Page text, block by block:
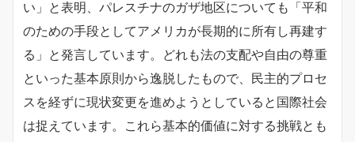
い」と表明、パレスチナのガザ地区についても「平和
のための手段としてアメリカが長期的に所有し再建す
る」と発言しています。どれも法の支配や自由の尊重
といった基本原則から逸脱したもので、民主的プロセ
スを経ずに現状変更を進めようとしていると国際社会
は捉えています。
これら基本的価値に対する挑戦とも